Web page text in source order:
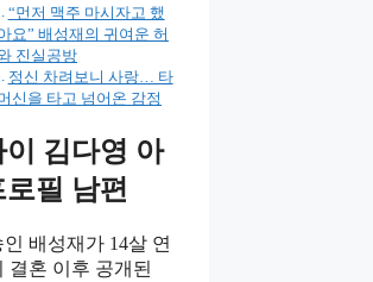
“먼저 맥주 마시자고 했
요” 배성재의 귀여운 허
진실공방
정신 차려보니 사랑… 타
신을 타고 넘어온 감정
김다영 아
필 남편
배성재가 14살 연
결혼 이후 공개된